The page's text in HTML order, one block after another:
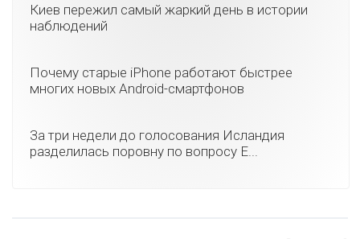
Киев пережил самый жаркий день в истории
наблюдений
Почему старые iPhone работают быстрее
многих новых Android-смартфонов
За три недели до голосования Исландия
разделилась поровну по вопросу Е...